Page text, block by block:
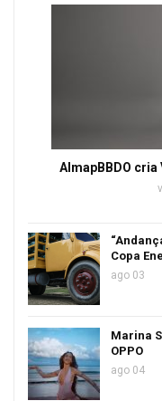
AlmapBBDO cria
Copa
ago 03
Marina
OPPO
ago 04